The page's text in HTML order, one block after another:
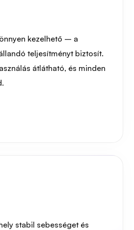
kezelhető – a
teljesítményt biztosít.
átlátható, és minden
stabil sebességet és